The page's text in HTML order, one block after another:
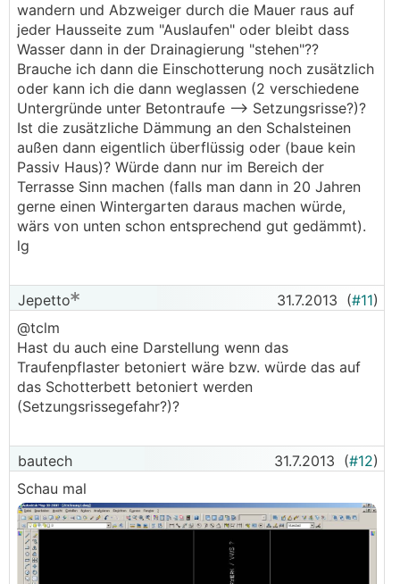
wandern und Abzweiger durch die Mauer raus auf
jeder Hausseite zum "Auslaufen" oder bleibt dass
Wasser dann in der Drainagierung "stehen"??
Brauche ich dann die Einschotterung noch zusätzlich
oder kann ich die dann weglassen (2 verschiedene
Untergründe unter Betontraufe --> Setzungsrisse?)?
Ist die zusätzliche Dämmung an den Schalsteinen
außen dann eigentlich überflüssig oder (baue kein
Passiv Haus)? Würde dann nur im Bereich der
Terrasse Sinn machen (falls man dann in 20 Jahren
gerne einen Wintergarten daraus machen würde,
wärs von unten schon entsprechend gut gedämmt).
lg
Jepetto 31.7.2013 (#11)
@tclm
Hast du auch eine Darstellung wenn das
Traufenpflaster betoniert wäre bzw. würde das auf
das Schotterbett betoniert werden
(Setzungsrissegefahr?)?
bautech 31.7.2013 (#12)
Schau mal